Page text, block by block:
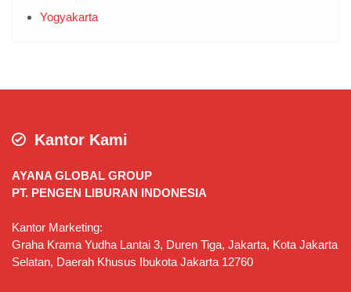
Yogyakarta
Kantor Kami
AYANA GLOBAL GROUP
PT. PENGEN LIBURAN INDONESIA
Kantor Marketing:
Graha Krama Yudha Lantai 3, Duren Tiga, Jakarta, Kota Jakarta
Selatan, Daerah Khusus Ibukota Jakarta 12760